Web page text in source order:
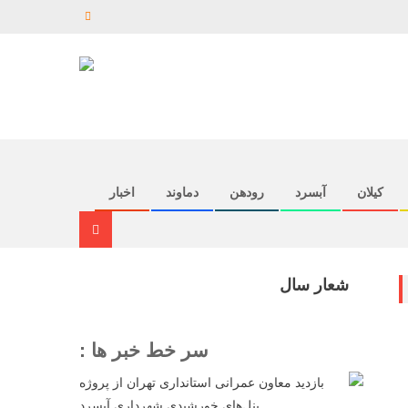
اخبار دماوند رودهن آبسرد کیلان
شعار سال
سر خط خبر ها :